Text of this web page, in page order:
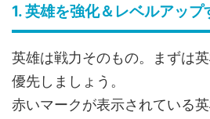
1. 英雄を強化＆レベルアップ
英雄は戦力そのもの。まずは
優先しましょう。
赤いマークが表示されている